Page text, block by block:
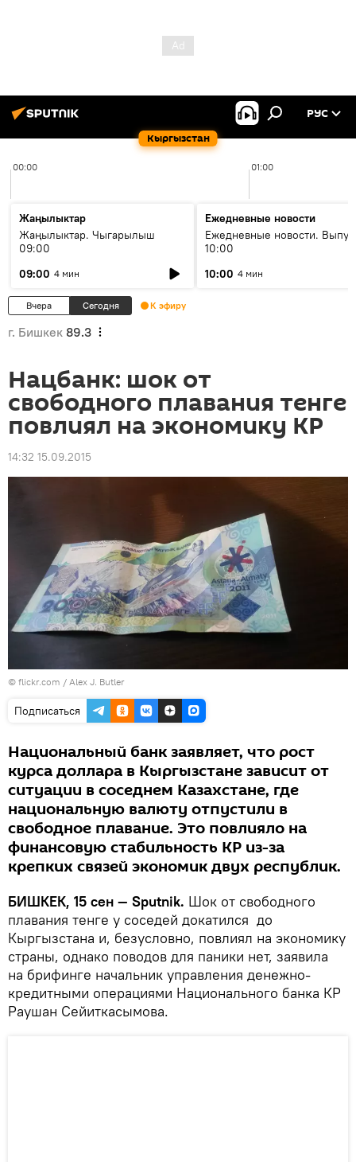
Кыргызстан
РУС
00:00 01:00
Жаңылыктар
Жаңылыктар. Чыгарылыш
09:00
09:00 4 мин
Ежедневные новости
Ежедневные новости.
10:00
10:00 4 мин
Вчера Сегодня К эфиру
г. Бишкек 89.3
Нацбанк: шок от
свободного плавания тенге
повлиял на экономику КР
14:32 15.09.2015
© flickr.com / Alex J. Butler
Подписаться
Национальный банк заявляет, что рост
курса доллара в Кыргызстане зависит от
ситуации в соседнем Казахстане, где
национальную валюту отпустили в
свободное плавание. Это повлияло на
финансовую стабильность КР из-за
крепких связей экономик двух республик.
БИШКЕК, 15 сен — Sputnik. Шок от свободного
плавания тенге у соседей докатился до
Кыргызстана и, безусловно, повлиял на экономику
страны, однако поводов для паники нет, заявила
на брифинге начальник управления денежно-
кредитными операциями Национального банка КР
Раушан Сейиткасымова.